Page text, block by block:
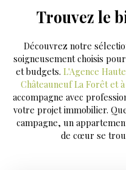
Trouvez le
Découvrez notre
soigneusement choisis
et budgets. L'Agence
Châteauneuf La Forêt et
accompagne avec
votre projet immobilier.
campagne, un
de cœur se